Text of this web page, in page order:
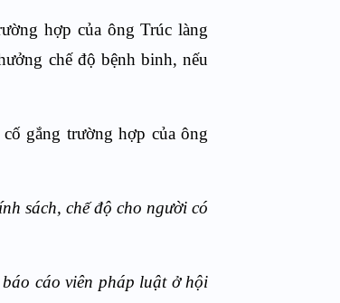
hợp của ông Trúc làng
chế độ bệnh binh, nếu
gắng trường hợp của ông
sách, chế độ cho người có
cáo viên pháp luật ở hội